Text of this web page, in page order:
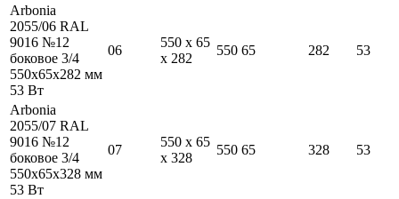
Arbonia
2055/06 RAL
9016 №12
боковое 3/4
550x65x282 мм
53 Вт
06
550 x 65
x 282
550 65 282 53
Arbonia
2055/07 RAL
9016 №12
боковое 3/4
550x65x328 мм
53 Вт
07
550 x 65
x 328
550 65 328 53